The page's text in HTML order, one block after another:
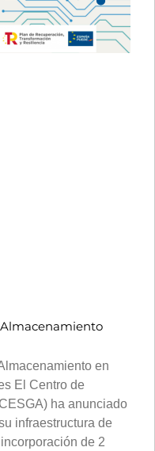
en
El Centro de
ha anunciado
infraestructura de
de 2